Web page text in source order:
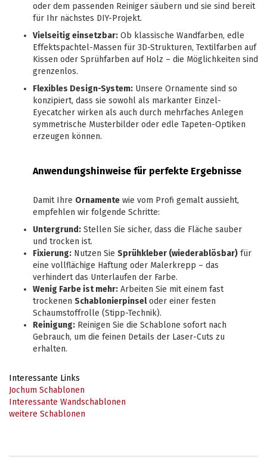
oder dem passenden Reiniger säubern und sie sind bereit
für Ihr nächstes DIY-Projekt.
Vielseitig einsetzbar: Ob klassische Wandfarben, edle
Effektspachtel-Massen für 3D-Strukturen, Textilfarben auf
Kissen oder Sprühfarben auf Holz – die Möglichkeiten sind
grenzenlos.
Flexibles Design-System: Unsere Ornamente sind so
konzipiert, dass sie sowohl als markanter Einzel-
Eyecatcher wirken als auch durch mehrfaches Anlegen
symmetrische Musterbilder oder edle Tapeten-Optiken
erzeugen können.
Anwendungshinweise für perfekte Ergebnisse
Damit Ihre Ornamente wie vom Profi gemalt aussieht,
empfehlen wir folgende Schritte:
Untergrund: Stellen Sie sicher, dass die Fläche sauber
und trocken ist.
Fixierung: Nutzen Sie Sprühkleber (wiederablösbar) für
eine vollflächige Haftung oder Malerkrepp – das
verhindert das Unterlaufen der Farbe.
Wenig Farbe ist mehr: Arbeiten Sie mit einem fast
trockenen Schablonierpinseloder einer festen
Schaumstoffrolle (Stipp-Technik).
Reinigung: Reinigen Sie die Schablone sofort nach
Gebrauch, um die feinen Details der Laser-Cuts zu
erhalten.
Interessante Links
Jochum Schablonen
Interessante Wandschablonen
weitere Schablonen